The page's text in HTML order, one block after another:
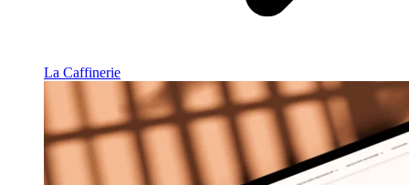
La Caffinerie